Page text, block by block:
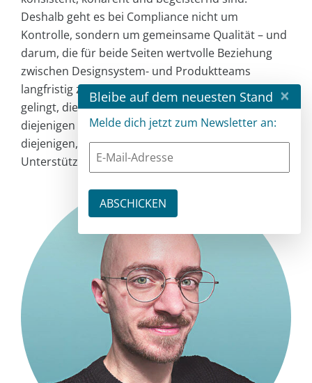
Deshalb geht es bei Compliance nicht um
Kontrolle, sondern um gemeinsame Qualität – und
darum, die für beide Seiten wertvolle Beziehung
zwischen Designsystem- und Produktteams
langfristig zu schützen. Die Teams, denen es
gelingt, diese Beziehung zu pflegen, sind nicht
diejenigen mit den strengsten Audits, sondern
diejenigen, bei denen sich Compliance wie
Unterstützung anfühlt.
Bleibe auf dem neuesten Stand ×
Melde dich jetzt zum Newsletter an: